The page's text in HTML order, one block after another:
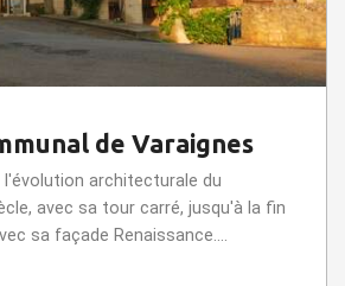
de Varaignes
architecturale du
avec sa tour carré, jusqu'à la fin
sa façade Renaissance....